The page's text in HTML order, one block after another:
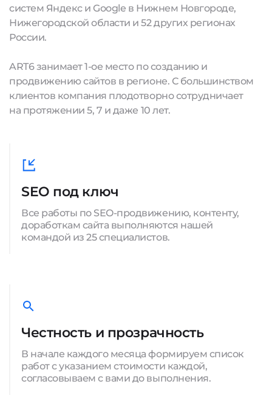
систем Яндекс и Google в Нижнем Новгороде,
Нижегородской области и 52 других регионах
России.
ART6 занимает 1-ое место по созданию и
продвижению сайтов в регионе. С большинством
клиентов компания плодотворно сотрудничает
на протяжении 5, 7 и даже 10 лет.
SEO под ключ
Все работы по SEO-продвижению, контенту,
доработкам сайта выполняются нашей
командой из 25 специалистов.
Честность и прозрачность
В начале каждого месяца формируем список
работ с указанием стоимости каждой,
согласовываем с вами до выполнения.